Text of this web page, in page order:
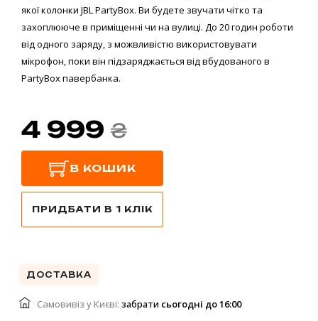
якої колонки JBL PartyBox. Ви будете звучати чітко та
захоплююче в приміщенні чи на вулиці. До 20 годин роботи
від одного заряду, з можвливістю використовувати
мікрофон, поки він підзаряджається від вбудованого в
PartyBox павербанка.
4 999 ₴
В КОШИК
ПРИДБАТИ В 1 КЛІК
ДОСТАВКА
Самовивіз у Києві: забрати cьогодні до 16:00